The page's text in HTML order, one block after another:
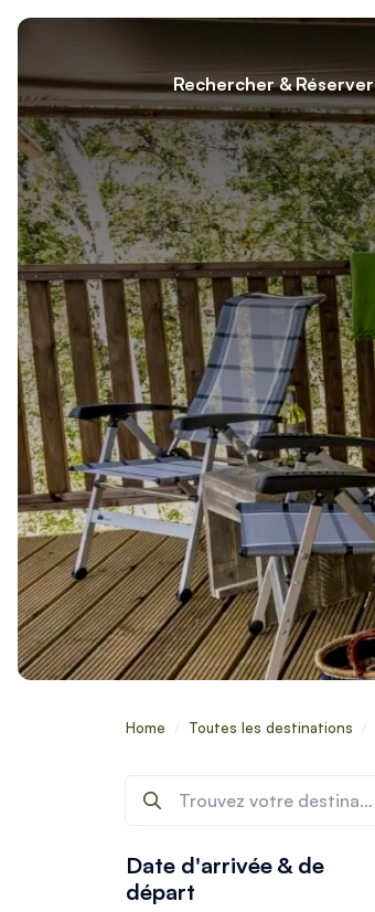
Rechercher & Réserver
Home / Toutes les destinations /
Date d'arrivée & de
départ